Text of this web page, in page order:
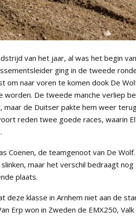
van het jaar, al was het begin
ging in de tweede
naar voren te komen dook De
De tweede manche verliep
de Duitser pakte hem weer
reden twee goede races, waarin
Coenen, de teamgenoot van De
maar het verschil bedraagt
plaats.
deze klasse in Arnhem niet aan de
Erp won in Zweden de EMX250,